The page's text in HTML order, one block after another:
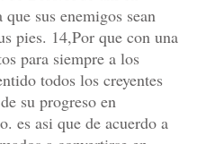
que sus enemigos sean
pies. 14,Por que con una
para siempre a los
todos los creyentes
su progreso en
es asi que de acuerdo a